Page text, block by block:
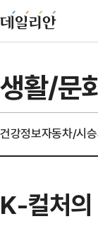
생활/문
건강정보자동차/시
K-컬처